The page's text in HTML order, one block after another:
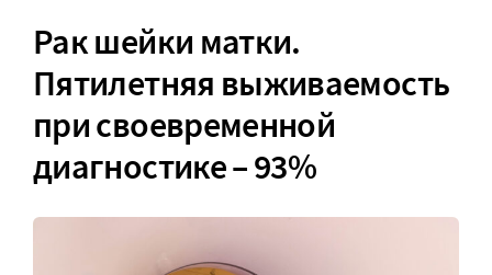
Рак шейки матки.
Пятилетняя выживаемость
при своевременной
диагностике – 93%